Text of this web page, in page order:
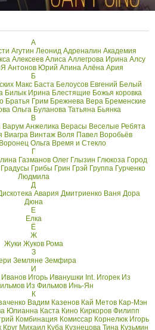
А
Агутин Леонид Адреналин Академия
Алексеев Алиса Аллегрова Ирина Алсу
Антонов Юрий Апина Алёна Ария
Б
Макс Баста Белоусов Евгений Белый
Билык Ирина Блестящие Божья коровка
Братья Грим Брежнева Вера Бременские
Ольга Буланова Татьяна Бьянка
В
Варум Анжелика Верасы Веселые Ребята
Виагра Винтаж Воля Павел Воробьёв
Воронец Ольга Время и Стекло
Г
Газманов Олег Глызин Глюкоза Город
Градусы Грибы Грин Грэй Группа Гурченко
Людмила
Д
Авария Дмитриенко Ваня Дора
Дюна
Е
Елка
Ё
Ж
Жуки Жуков Рома
З
Земляне Земфира
И
Иванов Игорь Иванушки Int. Игорек Из
Из Фильмов Инь-Ян
К
Вадим Казенов Кай Метов Кар-Мэн
Юлианна Каста Кино Киркоров Филипп
Комбинация Комиссар Корнелюк Игорь
Круг Михаил Куба Кузнецова Тина Кузьмин